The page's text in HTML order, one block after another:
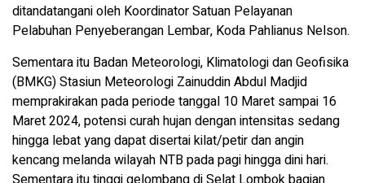
ditandatangani oleh Koordinator Satuan Pelayanan
Pelabuhan Penyeberangan Lembar, Koda Pahlianus Nelson.
Sementara itu Badan Meteorologi, Klimatologi dan Geofisika
(BMKG) Stasiun Meteorologi Zainuddin Abdul Madjid
memprakirakan pada periode tanggal 10 Maret sampai 16
Maret 2024, potensi curah hujan dengan intensitas sedang
hingga lebat yang dapat disertai kilat/petir dan angin
kencang melanda wilayah NTB pada pagi hingga dini hari.